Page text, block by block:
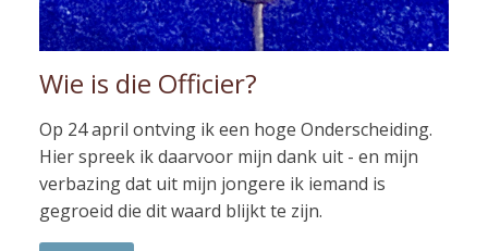
Wie is die Officier?
Op 24 april ontving ik een hoge Onderscheiding.
Hier spreek ik daarvoor mijn dank uit - en mijn
verbazing dat uit mijn jongere ik iemand is
gegroeid die dit waard blijkt te zijn.